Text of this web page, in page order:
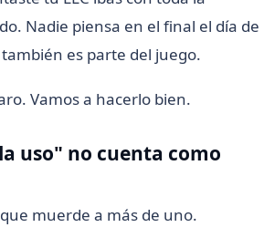
Nadie piensa en el final el día de
es parte del juego.
Vamos a hacerlo bien.
uso" no cuenta como
muerde a más de uno.